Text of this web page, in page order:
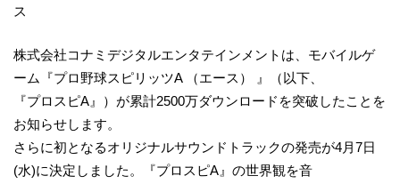
ス
株式会社コナミデジタルエンタテインメントは、モバイルゲ
ーム『プロ野球スピリッツA （エース） 』（以下、
『プロスピA』）が累計2500万ダウンロードを突破したことを
お知らせします。
さらに初となるオリジナルサウンドトラックの発売が4月7日
(水)に決定しました。『プロスピA』の世界観を音